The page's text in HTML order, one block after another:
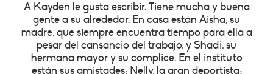
A Kayden le gusta escribir. Tiene mucha y buena
gente a su alrededor. En casa están Aisha, su
madre, que siempre encuentra tiempo para ella a
pesar del cansancio del trabajo, y Shadi, su
hermana mayor y su cómplice. En el instituto
están sus amistades: Nelly, la gran deportista;